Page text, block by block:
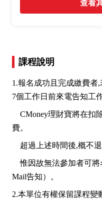
查看
課程說明
1.報名成功且完成繳費
7個工作日前來電告知工
CMoney理財寶將在扣
費。
超過上述時間後,概不退
惟因故無法參加者可將
Mail告知）。
2.本單位有權保留課程變